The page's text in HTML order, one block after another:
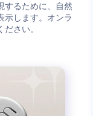
するために、自然
示します。オンラ
さい。